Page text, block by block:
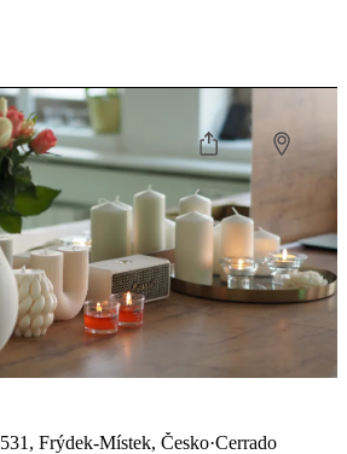
Frýdek-Místek, Česko·Cerrado